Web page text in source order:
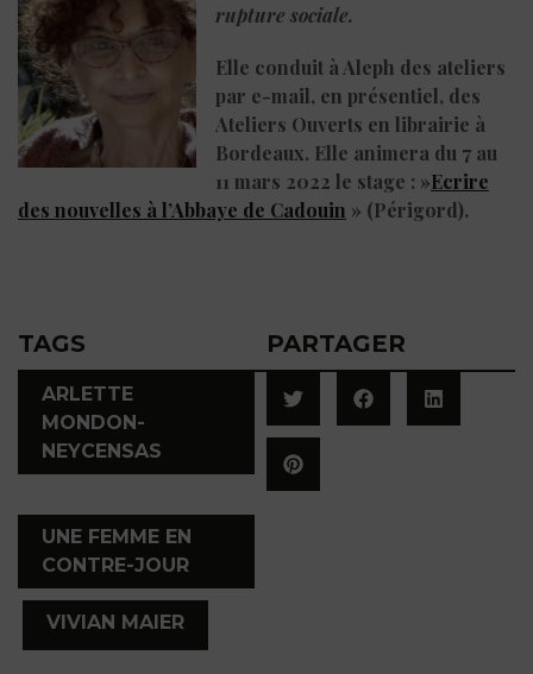
rupture sociale.
Elle conduit à Aleph des ateliers
par e-mail, en présentiel, des
Ateliers Ouverts en librairie à
Bordeaux. Elle animera du 7 au
11 mars 2022 le stage : »Ecrire
des nouvelles à l’Abbaye de Cadouin » (Périgord).
TAGS
ARLETTE
MONDON-
NEYCENSAS
UNE FEMME EN
CONTRE-JOUR
VIVIAN MAIER
PARTAGER